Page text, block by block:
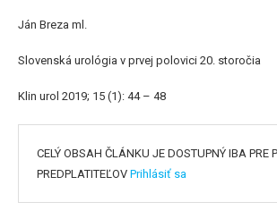
Ján Breza ml.
Slovenská urológia v prvej polovici 20. storočia
Klin urol 2019; 15 (1): 44 – 48
CELÝ OBSAH ČLÁNKU JE DOSTUPNÝ IBA PRE
PREDPLATITEĽOV Prihlásiť sa